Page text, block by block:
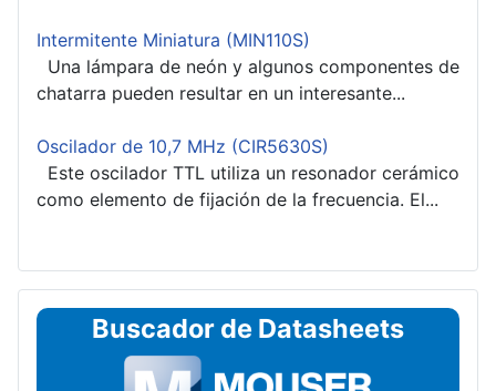
Intermitente Miniatura (MIN110S)
Una lámpara de neón y algunos componentes de
chatarra pueden resultar en un interesante...
Oscilador de 10,7 MHz (CIR5630S)
Este oscilador TTL utiliza un resonador cerámico
como elemento de fijación de la frecuencia. El...
Buscador de Datasheets